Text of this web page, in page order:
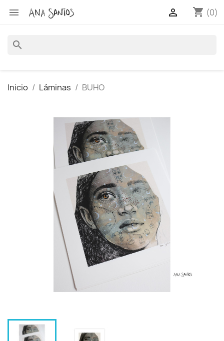
 shopping_cart (0)

search
Inicio Láminas BUHO